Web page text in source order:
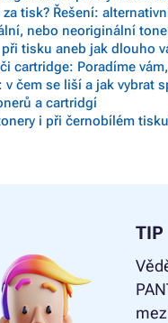
tisk? Řešení:
nebo neoriginální
tisku aneb jak dlouho
cartridge: Poradíme
v čem se liší a jak vybrat
a cartridgí
i při černobílém
TIP